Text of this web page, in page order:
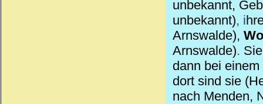
unbekannt,
unbekannt), i
Arnswalde),
Arnswalde).
dann bei
dort sind sie
nach Menden,